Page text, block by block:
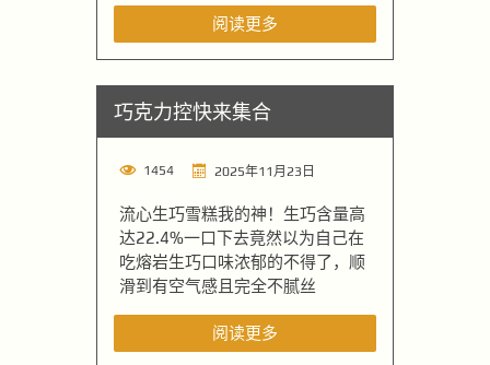
阅读更多
巧克力控快来集合
1454 2025年11月23日
流心生巧雪糕我的神！生巧含量高
达22.4%一口下去竟然以为自己在
吃熔岩生巧口味浓郁的不得了，顺
滑到有空气感且完全不腻丝
阅读更多